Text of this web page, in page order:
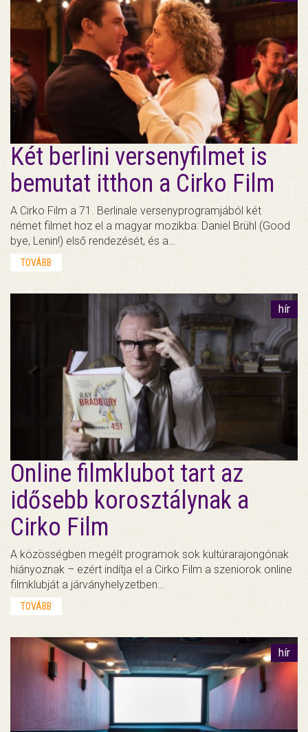
Két berlini versenyfilmet is
bemutat itthon a Cirko Film
A Cirko Film a 71. Berlinale versenyprogramjából két
német filmet hoz el a magyar mozikba: Daniel Brühl (Good
bye, Lenin!) első rendezését, és a…
TOVÁBB
hír
Online filmklubot tart az
idősebb korosztálynak a
Cirko Film
A közösségben megélt programok sok kultúrarajongónak
hiányoznak – ezért indítja el a Cirko Film a szeniorok online
filmklubját a járványhelyzetben…
TOVÁBB
hír